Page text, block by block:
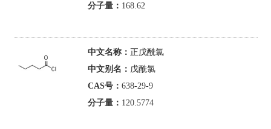
分子量： 168.62
中文名称： 正戊酰氯
中文别名： 戊酰氯
CAS号： 638-29-9
分子量： 120.5774